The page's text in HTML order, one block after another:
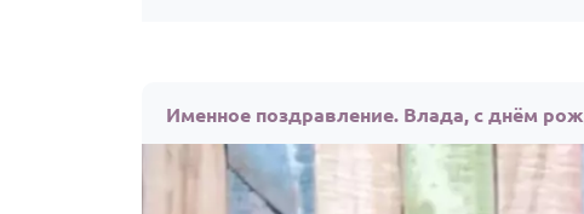
Именное поздравление. Влада, с днём